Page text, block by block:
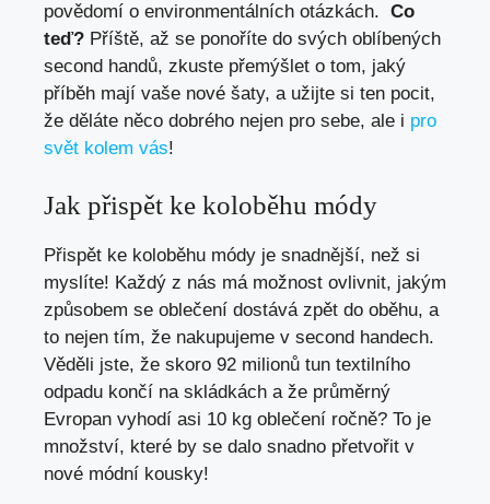
⁤povědomí ⁣o ​environmentálních⁤ otázkách. ‍ Co
teď? Příště, až se ponoříte do ‍svých oblíbených
second handů, zkuste přemýšlet o tom,​ jaký
příběh mají vaše nové šaty, a užijte⁣ si ten pocit,
že‌ děláte něco dobrého nejen pro sebe, ale i ‍ pro
svět kolem vás!
Jak ‌přispět ke koloběhu módy
Přispět ke koloběhu módy je snadnější,‌ než si
myslíte!‍ Každý⁤ z nás má možnost ovlivnit, jakým
způsobem se oblečení ‍dostává zpět do oběhu, a
to ‌nejen tím, že nakupujeme​ v second handech.
Věděli jste, že ‍skoro 92 milionů tun textilního
odpadu⁢ končí‍ na skládkách a že průměrný
‍Evropan vyhodí asi 10 kg oblečení ročně? ⁤To je
množství,‌ které by se dalo snadno přetvořit‍ v
nové módní kousky!